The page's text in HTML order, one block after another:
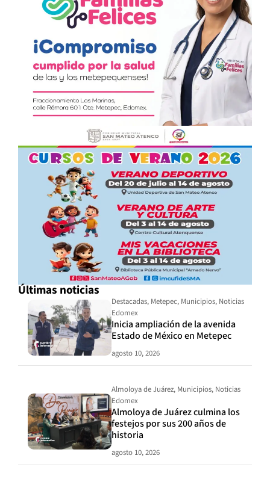
Últimas noticias
Destacadas, Metepec, Municipios, Noticias
Edomex
Inicia ampliación de la avenida
Estado de México en Metepec
agosto 10, 2026
Almoloya de Juárez, Municipios, Noticias
Edomex
Almoloya de Juárez culmina los
festejos por sus 200 años de
historia
agosto 10, 2026